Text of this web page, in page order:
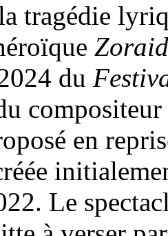
tragédie
du
en
Le